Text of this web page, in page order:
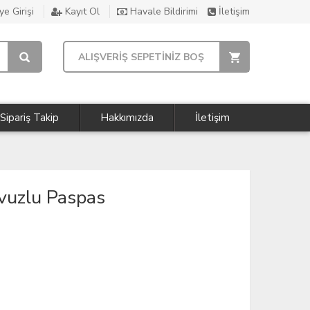
Girişi Kayıt Ol Havale Bildirimi İletişim
ALIŞVERİŞ SEPETİNİZ BOŞ
Sipariş Takip Hakkımızda İletişim
Paspas